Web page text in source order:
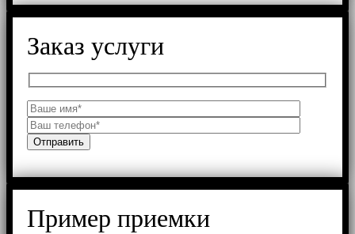
Заказ услуги
Пример приемки